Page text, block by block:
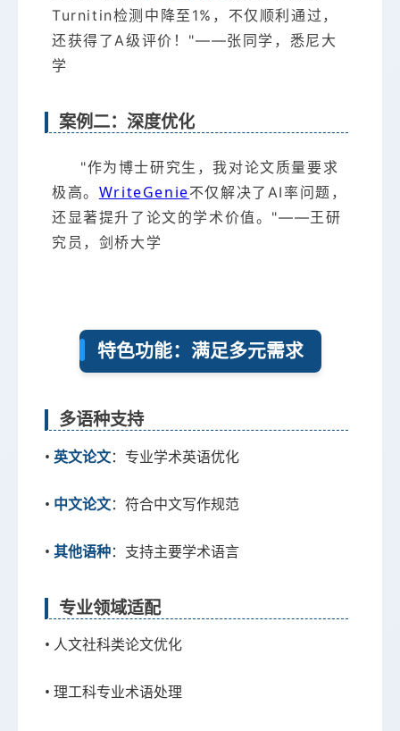
Turnitin检测中降至1%，不仅顺利通过，
还获得了A级评价！"——张同学，悉尼大
学
案例二：深度优化
"作为博士研究生，我对论文质量要求
极高。 WriteGenie不仅解决了AI率问题，
还显著提升了论文的学术价值。"——王研
究员，剑桥大学
特色功能：满足多元需求
多语种支持
• 英文论文：专业学术英语优化
• 中文论文：符合中文写作规范
• 其他语种：支持主要学术语言
专业领域适配
• 人文社科类论文优化
• 理工科专业术语处理